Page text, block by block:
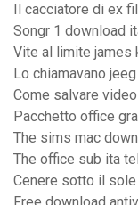
Il cacciatore di ex
Songr 1 download
Vite al limite james
Lo chiamavano
Come salvare
Pacchetto office
The sims mac
The office sub ita
Cenere sotto il